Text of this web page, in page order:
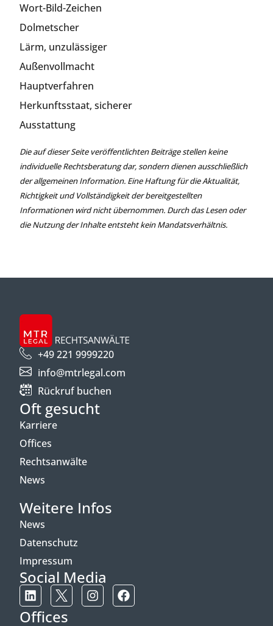
Wort-Bild-Zeichen
Dolmetscher
Lärm, unzulässiger
Außenvollmacht
Hauptverfahren
Herkunftsstaat, sicherer
Ausstattung
Die auf dieser Seite veröffentlichten Beiträge stellen keine
individuelle Rechtsberatung dar, sondern dienen ausschließlich
der allgemeinen Information. Eine Haftung für die Aktualität,
Richtigkeit und Vollständigkeit der bereitgestellten
Informationen wird nicht übernommen. Durch das Lesen oder
die Nutzung der Inhalte entsteht kein Mandatsverhältnis.
+49 221 9999220
info@mtrlegal.com
Rückruf buchen
Oft gesucht
Karriere
Offices
Rechtsanwälte
News
Weitere Infos
News
Datenschutz
Impressum
Social Media
Offices